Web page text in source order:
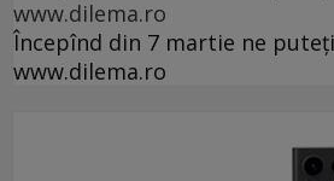
www.dilema.ro
Începînd din 7 martie ne
www.dilema.ro